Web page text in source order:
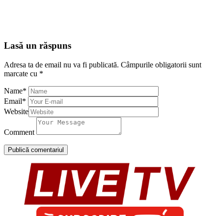
Lasă un răspuns
Adresa ta de email nu va fi publicată. Câmpurile obligatorii sunt
marcate cu *
Name*
Email*
Website
Comment